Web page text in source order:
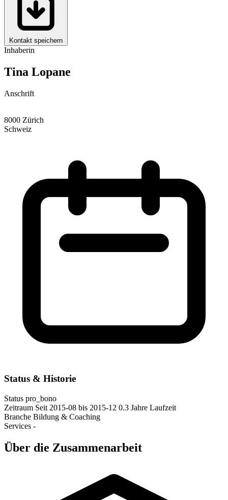
Kontakt speichern
Inhaberin
Tina Lopane
Anschrift
8000 Zürich
Schweiz
Status & Historie
Status pro_bono
Zeitraum Seit 2015-08 bis 2015-12 0.3 Jahre Laufzeit
Branche Bildung & Coaching
Services -
Über die Zusammenarbeit